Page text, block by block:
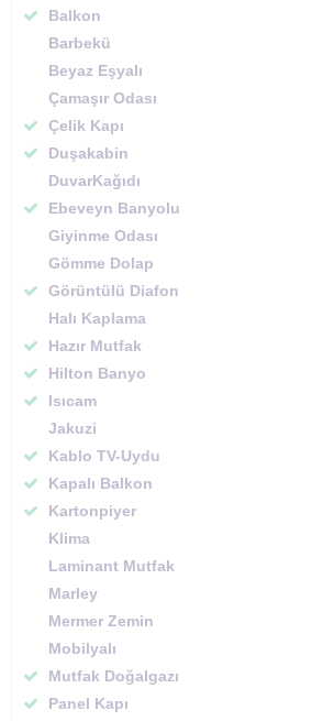
Balkon
Barbekü
Beyaz Eşyalı
Çamaşır Odası
Çelik Kapı
Duşakabin
DuvarKağıdı
Ebeveyn Banyolu
Giyinme Odası
Gömme Dolap
Görüntülü Diafon
Halı Kaplama
Hazır Mutfak
Hilton Banyo
Isıcam
Jakuzi
Kablo TV-Uydu
Kapalı Balkon
Kartonpiyer
Klima
Laminant Mutfak
Marley
Mermer Zemin
Mobilyalı
Mutfak Doğalgazı
Panel Kapı